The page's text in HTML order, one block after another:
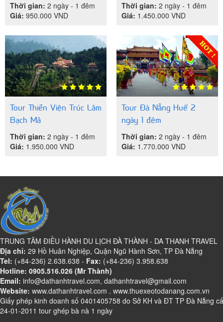
Thời gian: 2 ngày - 1 đêm
Giá: 950.000 VND
Thời gian: 2 ngày - 1 đêm
Giá: 1.450.000 VND
Tour Thiền Viện Trúc Lâm
Bạch Mã
Thời gian: 2 ngày - 1 đêm
Giá: 1.950.000 VND
Tour Đà Nẵng Huế 2
ngày 1 đêm
Thời gian: 2 ngày - 1 đêm
Giá: 1.770.000 VND
TRUNG TÂM ĐIỀU HÀNH DU LỊCH ĐÀ THÀNH - DA THANH TRAVEL
Địa chỉ: 29 Hồ Huân Nghiệp, Quận Ngũ Hành Sơn, TP Đà Nẵng
Tel: (+84-236) 2.638.638 - Fax: (+84-236) 3.958.638
Hotline: 0905.516.026 (Mr Thành)
Email: info@dathanhtravel.com, dathanhtravel@gmail.com
Website: www.dathanhtravel.com . www.thuexeotodanang.com.vn
Giấy phép kinh doanh số 0401405758 do Sở KH và ĐT TP Đà Nẵng
24-01-2011 tour ghép bà nà 1 ngày